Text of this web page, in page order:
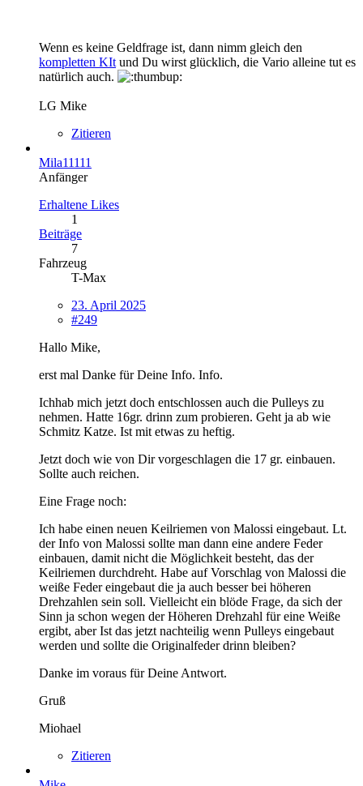
Wenn es keine Geldfrage ist, dann nimm gleich den
kompletten KIt und Du wirst glücklich, die Vario alleine tut es
natürlich auch.
LG Mike
Zitieren
Mila11111
Anfänger
Erhaltene Likes
1
Beiträge
7
Fahrzeug
T-Max
23. April 2025
#249
Hallo Mike,
erst mal Danke für Deine Info. Info.
Ichhab mich jetzt doch entschlossen auch die Pulleys zu
nehmen. Hatte 16gr. drinn zum probieren. Geht ja ab wie
Schmitz Katze. Ist mit etwas zu heftig.
Jetzt doch wie von Dir vorgeschlagen die 17 gr. einbauen.
Sollte auch reichen.
Eine Frage noch:
Ich habe einen neuen Keilriemen von Malossi eingebaut. Lt.
der Info von Malossi sollte man dann eine andere Feder
einbauen, damit nicht die Möglichkeit besteht, das der
Keilriemen durchdreht. Habe auf Vorschlag von Malossi die
weiße Feder eingebaut die ja auch besser bei höheren
Drehzahlen sein soll. Vielleicht ein blöde Frage, da sich der
Sinn ja schon wegen der Höheren Drehzahl für eine Weiße
ergibt, aber Ist das jetzt nachteilig wenn Pulleys eingebaut
werden und sollte die Originalfeder drinn bleiben?
Danke im voraus für Deine Antwort.
Gruß
Miohael
Zitieren